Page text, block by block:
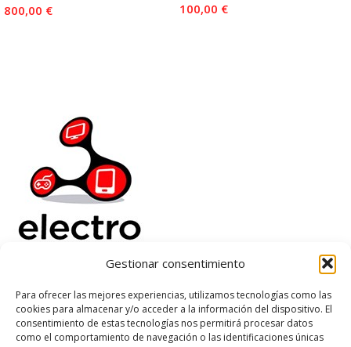
Gestionar consentimiento
Para ofrecer las mejores experiencias, utilizamos tecnologías como las
cookies para almacenar y/o acceder a la información del dispositivo. El
consentimiento de estas tecnologías nos permitirá procesar datos
como el comportamiento de navegación o las identificaciones únicas
800,00 €
100,00 €
Electrorenover
Ayuda
Legal